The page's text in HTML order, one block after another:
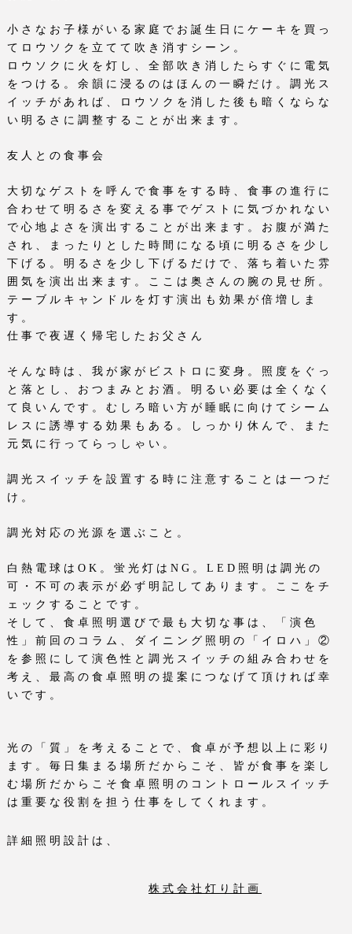
小さなお子様がいる家庭でお誕生日にケーキを買っ
てロウソクを立てて吹き消すシーン。
ロウソクに火を灯し、全部吹き消したらすぐに電気
をつける。余韻に浸るのはほんの一瞬だけ。調光ス
イッチがあれば、ロウソクを消した後も暗くならな
い明るさに調整することが出来ます。
友人との食事会
大切なゲストを呼んで食事をする時、食事の進行に
合わせて明るさを変える事でゲストに気づかれない
で心地よさを演出することが出来ます。お腹が満た
され、まったりと
した時間になる頃に明るさを少し
下げる。明るさを少し下げるだけで、落ち着いた雰
囲気を演出出来ます。ここは奥さんの腕の見せ所。
テーブルキャンドルを灯す演出も効果が倍増しま
す。
仕事で夜遅く帰宅したお父さん
そんな時は、我が家がビストロに変身。照度をぐっ
と落とし、おつまみとお酒。明るい必要は全くなく
て良いんです。むしろ暗い方が睡眠に向けてシーム
レスに誘導する効果もある。しっかり休んで、また
元気に行ってらっしゃい。
調光スイッチを設置する時に注意することは一つだ
け。
調光対応の光源を選ぶこと。
白熱電球は OK 。蛍光灯は NG 。 LED 照明は調光の
可・不可の表示が必ず明記してあります。ここをチ
ェックすることです。
そして、食卓照明選びで最も大切な事は、「演色
性」前回のコラム、ダイニング照明の「イロハ」②
を参照にして演色性と調光スイッチの組み合わせを
考え、最高の食卓照明の提案につなげて頂ければ幸
いです。
光の「質」を考えることで、食卓が予想以上に彩り
ます。毎日集まる場所だからこそ、皆が食事を楽し
む場所だからこそ食卓照明のコントロールスイッチ
は重要な役割を担う仕事をしてくれます。
詳細照明設計は、
株式会社灯り計画